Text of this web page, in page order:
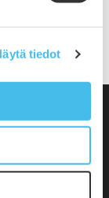
tiedot